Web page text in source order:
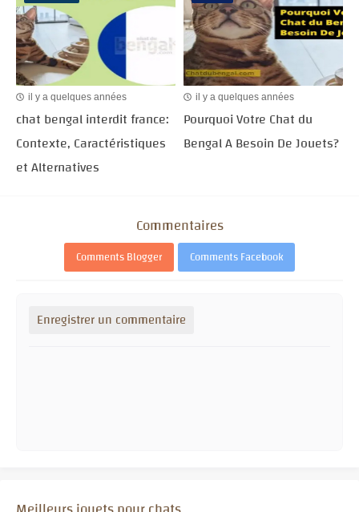
il y a quelques années
chat bengal interdit france:
Contexte, Caractéristiques
et Alternatives
il y a quelques années
Pourquoi Votre Chat du
Bengal A Besoin De Jouets?
Commentaires
Comments Blogger Comments Facebook
Enregistrer un commentaire